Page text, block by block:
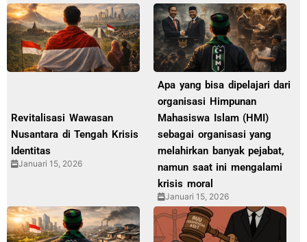
Revitalisasi Wawasan
Nusantara di Tengah Krisis
Identitas
Januari 15, 2026
Apa yang bisa dipelajari dari
organisasi Himpunan
Mahasiswa Islam (HMI)
sebagai organisasi yang
melahirkan banyak pejabat,
namun saat ini mengalami
krisis moral
Januari 15, 2026